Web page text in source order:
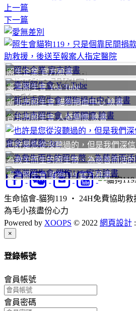
上一篇
下一篇
聯絡我們
我要
照生企業 官方臉書
臺灣照生會 You Tube
新北市照生會 貓狗捐血中心 臉書
台北市照生會 人道關懷 臉書
也許是您從沒聽過的，但是我們深
令您感動
為救生而生的照生幣、為慈善而活
臺灣照生會 貓狗119 官方臉書
生命協會-貓狗119 ‧ 24H免費協助
為毛小孩盡份心力
Powered by XOOPS © 2022 網頁設計
×
登錄帳號
會員帳號
會員密碼